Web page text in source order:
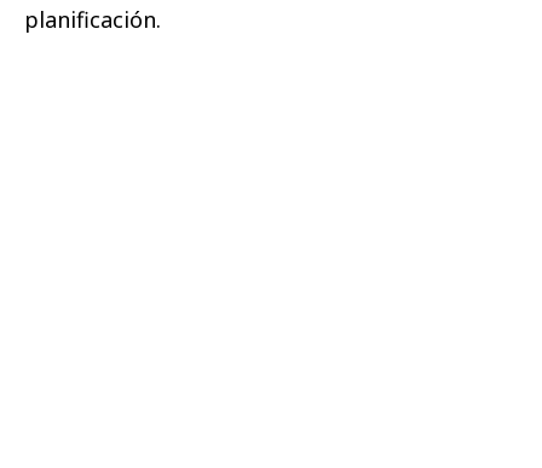
planificación.